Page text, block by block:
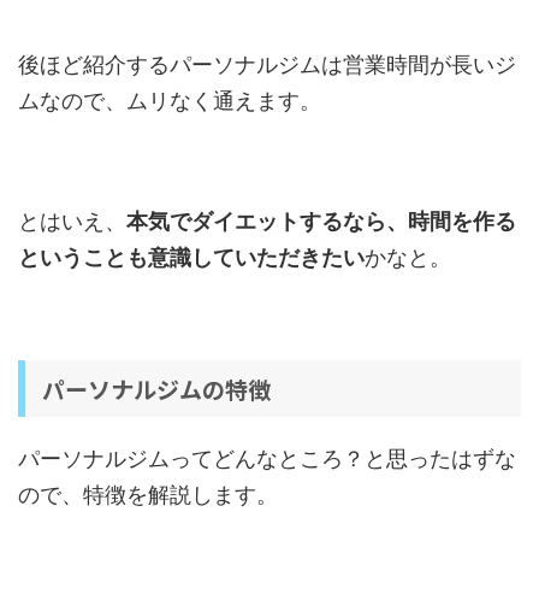
後ほど紹介するパーソナルジムは営業時間が長いジ
ムなので、ムリなく通えます。
とはいえ、 本気でダイエットするなら、時間を作る
ということも意識していただきたいかなと。
パーソナルジムの特徴
パーソナルジムってどんなところ？と思ったはずな
ので、特徴を解説します。